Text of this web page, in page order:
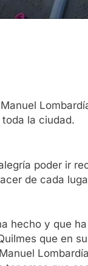
la ciudad.
poder ir
de cada
hecho y que
que en